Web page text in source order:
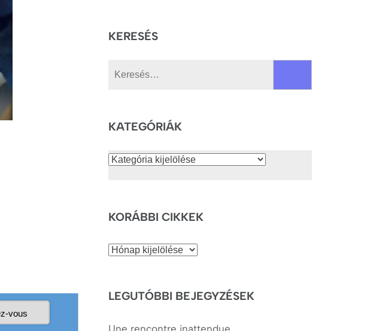
KERESÉS
KATEGÓRIÁK
Kategóriák
KORÁBBI CIKKEK
Korábbi
LEGUTÓBBI BEJEGYZÉSEK
Une rencontre inattendue